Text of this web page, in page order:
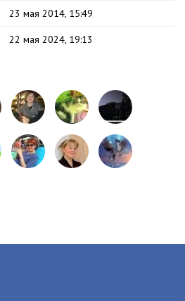
23 мая 2014, 15:49
22 мая 2024, 19:13